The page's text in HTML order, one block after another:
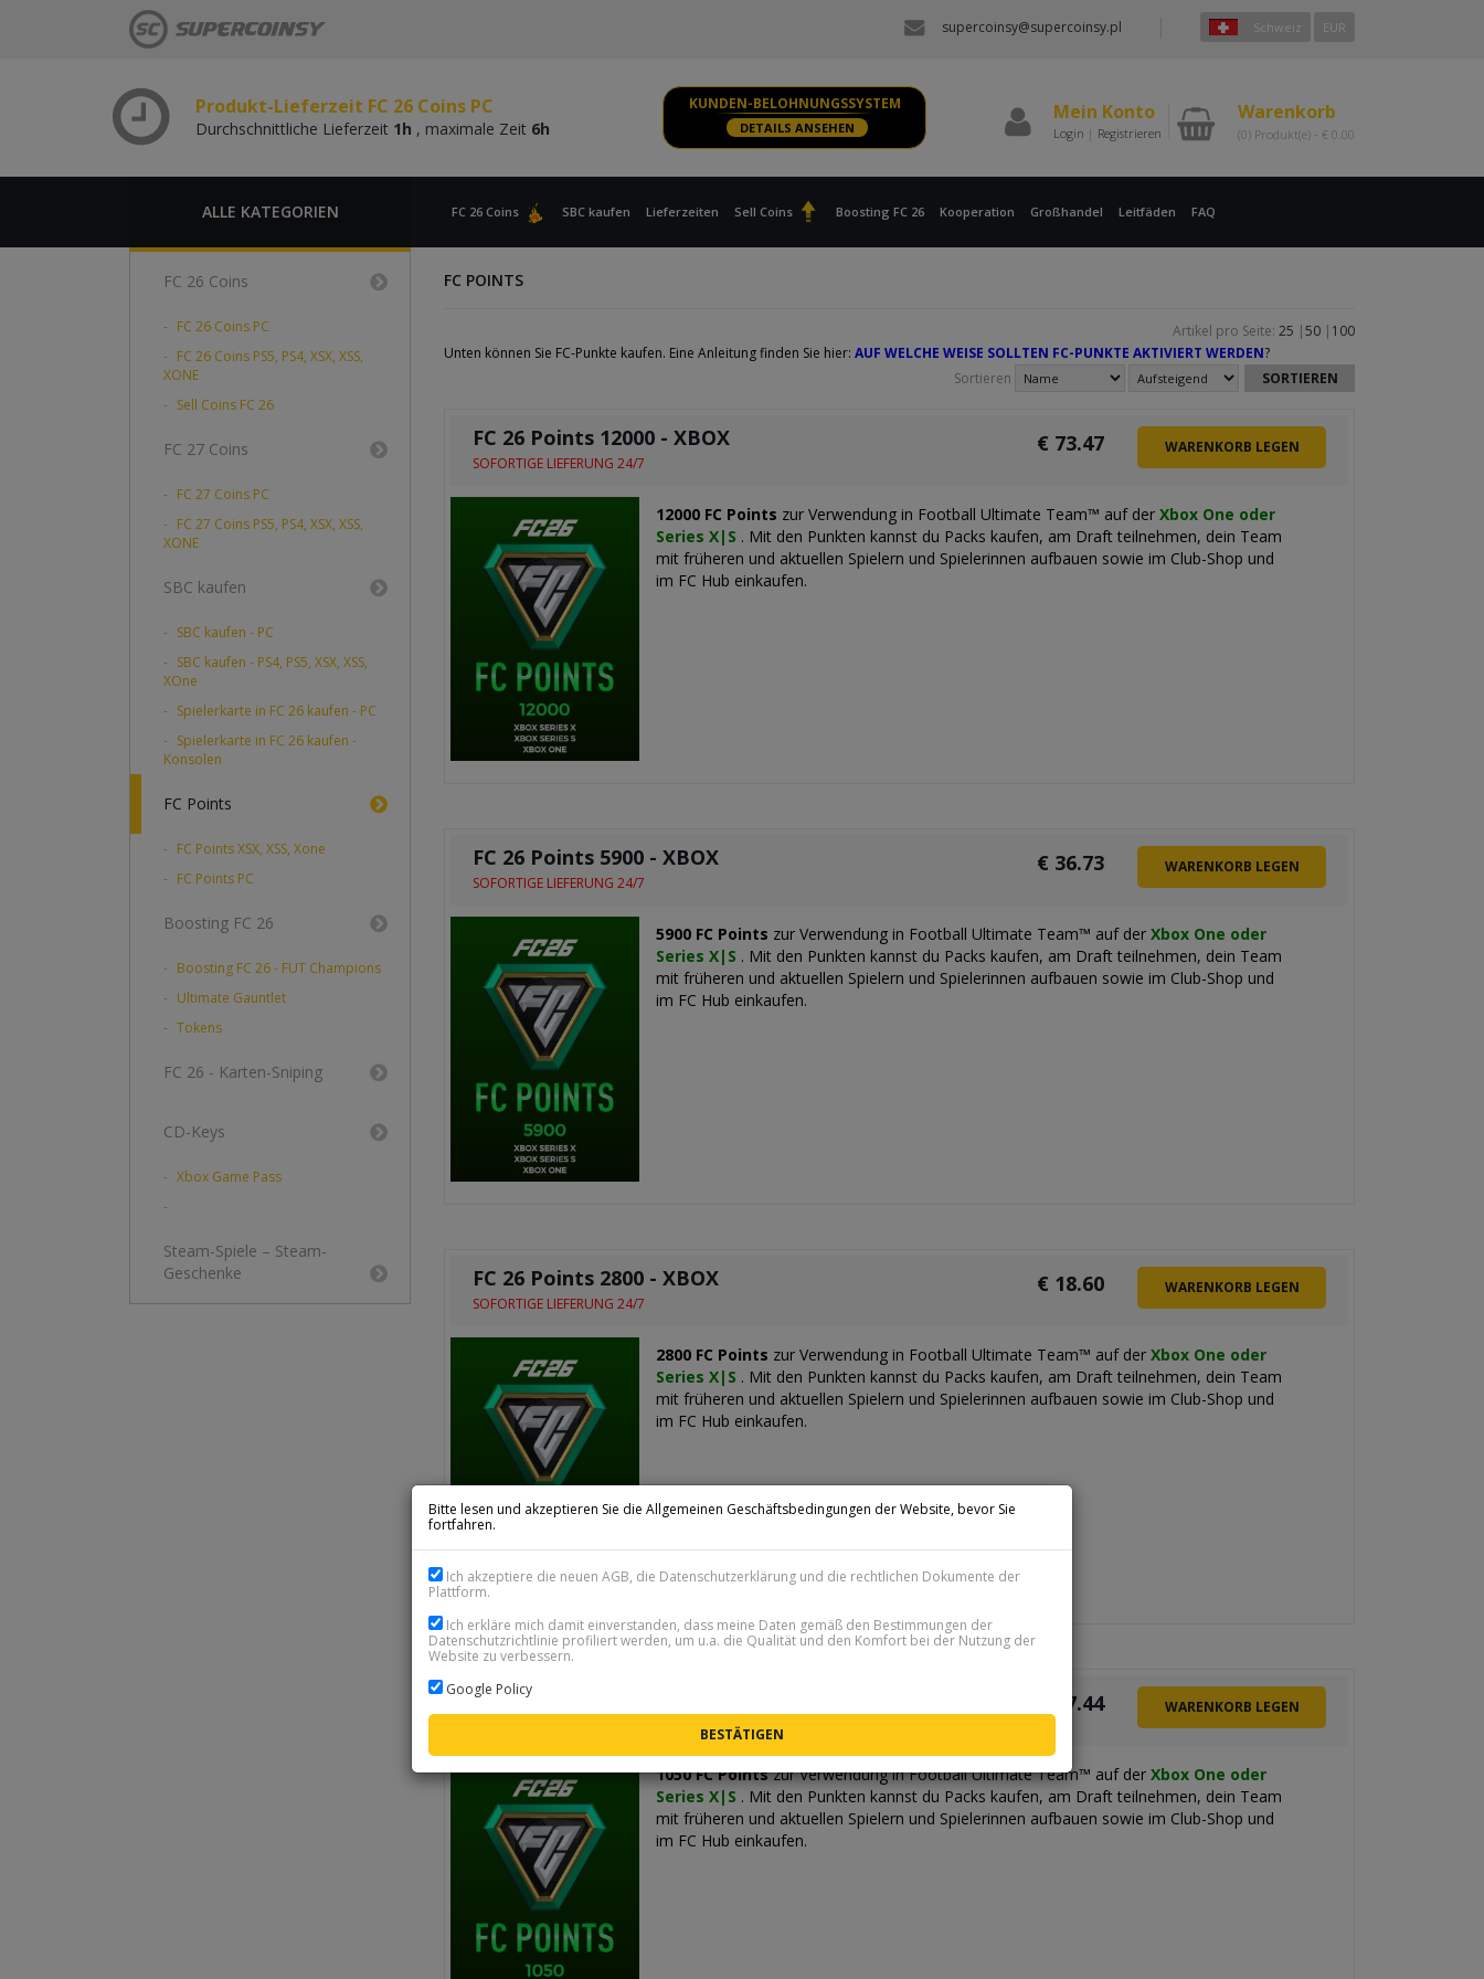
supercoinsy@supercoinsy.pl Schweiz EUR
Produkt-Lieferzeit FC 26 Coins PC
Durchschnittliche Lieferzeit 1h , maximale Zeit 6h
KUNDEN-BELOHNUNGSSYSTEM
DETAILS ANSEHEN
Mein Konto
Login | Registrieren
Warenkorb
(0) Produkt(e) - € 0.00
ALLE KATEGORIEN FC 26 Coins SBC kaufen Lieferzeiten Sell Coins Boosting FC 26 Kooperation Großhandel Leitfäden FAQ
FC 26 Coins
FC 26 Coins PC
FC 26 Coins PS5, PS4, XSX, XSS,
XONE
Sell Coins FC 26
FC 27 Coins
FC 27 Coins PC
FC 27 Coins PS5, PS4, XSX, XSS,
XONE
SBC kaufen
SBC kaufen - PC
SBC kaufen - PS4, PS5, XSX, XSS,
XOne
Spielerkarte in FC 26 kaufen - PC
Spielerkarte in FC 26 kaufen -
Konsolen
FC Points
FC Points XSX, XSS, Xone
FC Points PC
Boosting FC 26
Boosting FC 26 - FUT Champions
Ultimate Gauntlet
Tokens
FC 26 - Karten-Sniping
CD-Keys
Xbox Game Pass
Steam-Spiele – Steam-
Geschenke
FC POINTS
Artikel pro Seite: 25 |50 | 100
Unten können Sie FC-Punkte kaufen. Eine Anleitung finden Sie hier: AUF WELCHE WEISE SOLLTEN FC-PUNKTE AKTIVIERT WERDEN?
Sortieren
FC 26 Points 12000 - XBOX
SOFORTIGE LIEFERUNG 24/7
€ 73.47 WARENKORB LEGEN
12000 FC Points zur Verwendung in Football Ultimate Team™ auf der Xbox One oder
Series X|S . Mit den Punkten kannst du Packs kaufen, am Draft teilnehmen, dein Team
mit früheren und aktuellen Spielern und Spielerinnen aufbauen sowie im Club-Shop und
im FC Hub einkaufen.
FC 26 Points 5900 - XBOX
SOFORTIGE LIEFERUNG 24/7
€ 36.73 WARENKORB LEGEN
5900 FC Points zur Verwendung in Football Ultimate Team™ auf der Xbox One oder
Series X|S . Mit den Punkten kannst du Packs kaufen, am Draft teilnehmen, dein Team
mit früheren und aktuellen Spielern und Spielerinnen aufbauen sowie im Club-Shop und
im FC Hub einkaufen.
FC 26 Points 2800 - XBOX
SOFORTIGE LIEFERUNG 24/7
€ 18.60 WARENKORB LEGEN
2800 FC Points zur Verwendung in Football Ultimate Team™ auf der Xbox One oder
Series X|S . Mit den Punkten kannst du Packs kaufen, am Draft teilnehmen, dein Team
mit früheren und aktuellen Spielern und Spielerinnen aufbauen sowie im Club-Shop und
im FC Hub einkaufen.
FC 26 Points 1050 - XBOX 7.44 WARENKORB LEGEN
1050 FC Pointszur Verwendung in Football Ultimate Team™ auf der Xbox One oder
Series X|S . Mit den Punkten kannst du Packs kaufen, am Draft teilnehmen, dein Team
mit früheren und aktuellen Spielern und Spielerinnen aufbauen sowie im Club-Shop und
im FC Hub einkaufen.
Bitte lesen und akzeptieren Sie die Allgemeinen Geschäftsbedingungen der Website, bevor Sie
fortfahren.
Ich akzeptiere die neuen AGB, die Datenschutzerklärung und die rechtlichen Dokumente der
Plattform.
Ich erkläre mich damit einverstanden, dass meine Daten gemäß den Bestimmungen der
Datenschutzrichtlinie profiliert werden, um u.a. die Qualität und den Komfort bei der Nutzung der
Website zu verbessern.
Google Policy